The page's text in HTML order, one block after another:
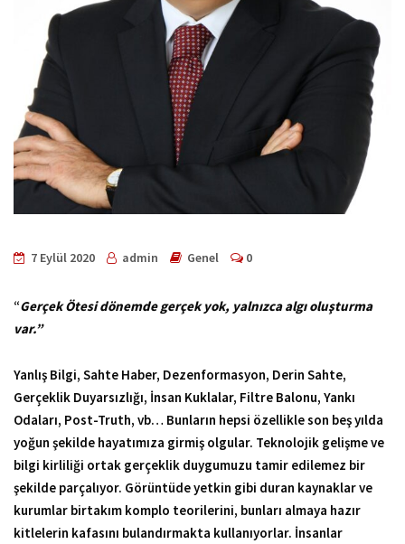
7 Eylül 2020 admin Genel 0
“Gerçek Ötesi dönemde gerçek yok, yalnızca algı oluşturma
var.”
Yanlış Bilgi, Sahte Haber, Dezenformasyon, Derin Sahte,
Gerçeklik Duyarsızlığı, İnsan Kuklalar, Filtre Balonu, Yankı
Odaları, Post-Truth, vb… Bunların hepsi özellikle son beş yılda
yoğun şekilde hayatımıza girmiş olgular. Teknolojik gelişme ve
bilgi kirliliği ortak gerçeklik duygumuzu tamir edilemez bir
şekilde parçalıyor. Görüntüde yetkin gibi duran kaynaklar ve
kurumlar birtakım komplo teorilerini, bunları almaya hazır
kitlelerin kafasını bulandırmakta kullanıyorlar. İnsanlar